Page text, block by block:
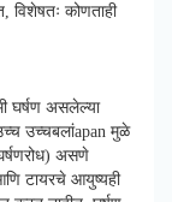
विशेषतः कोणताही
घर्षण असलेल्या
उच्चबलांapan मुळे
असणे
टायरचे आयुष्यही